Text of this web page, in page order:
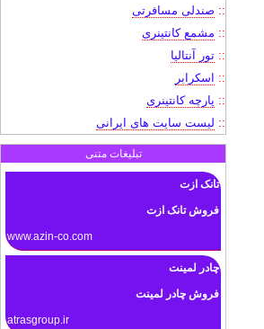
:: صندلی مسافرتی
:: مشمع کانتینری
:: تور آنتالیا
:: اسکرابر
:: پارچه کانتینری
:: لیست سایت های ایرانی
تبلیغات متنی
تانک ازت
فروش تانک ازت
www.azin-co.com
چادر لمینت
فروش چادر لمینت
atrasgroup.ir